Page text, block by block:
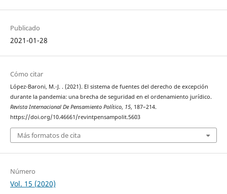
Publicado
2021-01-28
Cómo citar
López-Baroni, M.-J. . (2021). El sistema de fuentes del derecho de excepción
durante la pandemia: una brecha de seguridad en el ordenamiento jurídico.
Revista Internacional De Pensamiento Político, 15, 187–214.
https://doi.org/10.46661/revintpensampolit.5603
Más formatos de cita
Número
Vol. 15 (2020)